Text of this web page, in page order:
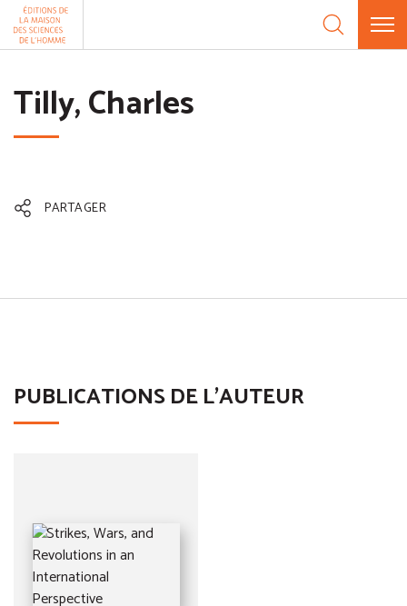
Aller au contenu
Tilly, Charles
PARTAGER
PUBLICATIONS DE L'AUTEUR
Panneau de gestion des cookies